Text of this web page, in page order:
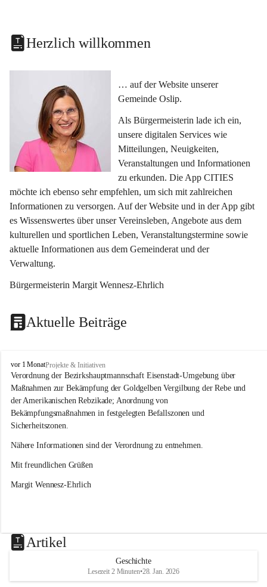
Herzlich willkommen
… auf der Website unserer
Gemeinde Oslip.
Als Bürgermeisterin lade ich ein,
unsere digitalen Services wie
Mitteilungen, Neuigkeiten,
Veranstaltungen und Informationen
zu erkunden. Die App CITIES
möchte ich ebenso sehr empfehlen, um sich mit zahlreichen
Informationen zu versorgen. Auf der Website und in der App gibt
es Wissenswertes über unser Vereinsleben, Angebote aus dem
kulturellen und sportlichen Leben, Veranstaltungstermine sowie
aktuelle Informationen aus dem Gemeinderat und der
Verwaltung.
Bürgermeisterin Margit Wennesz-Ehrlich
Aktuelle Beiträge
O
s
l
i
p
vor 1 MonatProjekte & Initiativen
Verordnung der Bezirkshauptmannschaft Eisenstadt-Umgebung über
Maßnahmen zur Bekämpfung der Goldgelben Vergilbung der Rebe und
der Amerikanischen Rebzikade; Anordnung von
Bekämpfungsmaßnahmen in festgelegten Befallszonen und
Sicherheitszonen.
Nähere Informationen sind der Verordnung zu entnehmen.
Mit freundlichen Grüßen
Margit Wennesz-Ehrlich
Artikel
Geschichte
Lesezeit 2 Minuten•28. Jan. 2026